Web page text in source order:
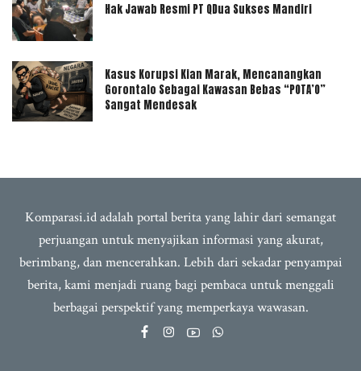
Hak Jawab Resmi PT QDua Sukses Mandiri
Kasus Korupsi Kian Marak, Mencanangkan
Gorontalo Sebagai Kawasan Bebas “POTA’O”
Sangat Mendesak
Komparasi.id adalah portal berita yang lahir dari semangat
perjuangan untuk menyajikan informasi yang akurat,
berimbang, dan mencerahkan. Lebih dari sekadar penyampai
berita, kami menjadi ruang bagi pembaca untuk menggali
berbagai perspektif yang memperkaya wawasan.